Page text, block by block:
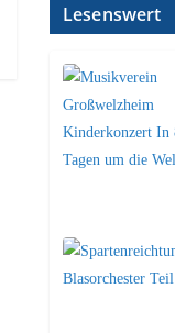
Lesenswert